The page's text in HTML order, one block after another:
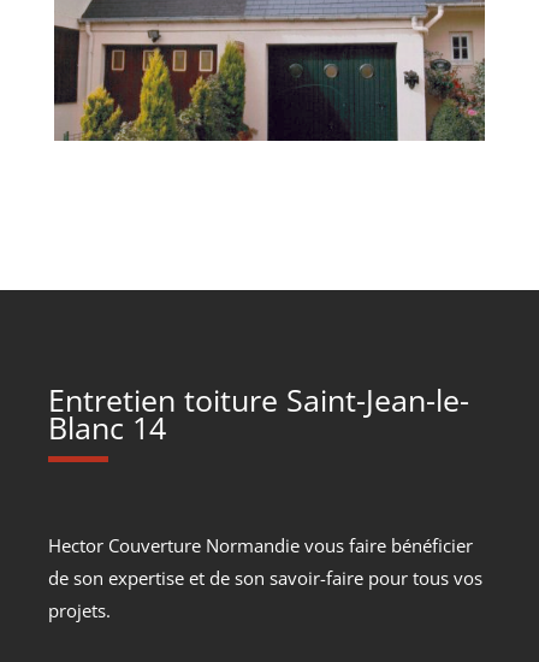
Entretien toiture Saint-Jean-le-
Blanc 14
Hector Couverture Normandie vous faire bénéficier
de son expertise et de son savoir-faire pour tous vos
projets.